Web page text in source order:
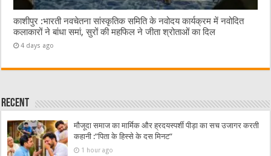
काशीपुर :भारती नवचेतना सांस्कृतिक समिति के नवोदय कार्यक्रम में नवोदित
कलाकारों ने बांधा समां, सुरों की महफिल ने जीता श्रोताओं का दिल
4 days ago
Recent
मौजूदा समाज का मार्मिक और ह्रदयस्पर्शी पीड़ा का सच उजागर करती
कहानी :”पिता के हिस्से के दस मिनट”
1 hour ago